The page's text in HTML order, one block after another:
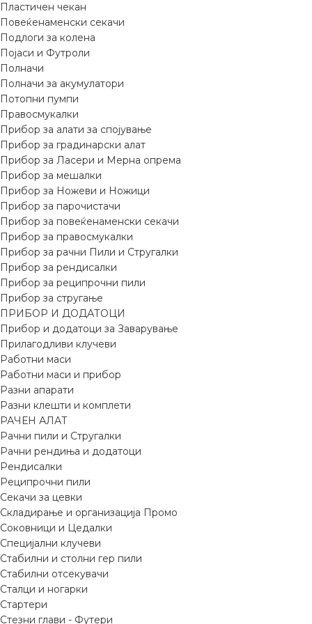
Пластичен чекан
Повеќенаменски секачи
Подлоги за колена
Појаси и Футроли
Полначи
Полначи за акумулатори
Потопни пумпи
Правосмукалки
Прибор за алати за спојување
Прибор за градинарски алат
Прибор за Ласери и Мерна опрема
Прибор за мешалки
Прибор за Ножеви и Ножици
Прибор за парочистачи
Прибор за повеќенаменски секачи
Прибор за правосмукалки
Прибор за рачни Пили и Стругалки
Прибор за рендисалки
Прибор за реципрочни пили
Прибор за стругање
ПРИБОР И ДОДАТОЦИ
Прибор и додатоци за Заварување
Прилагодливи клучеви
Работни маси
Работни маси и прибор
Разни апарати
Разни клешти и комплети
РАЧЕН АЛАТ
Рачни пили и Стругалки
Рачни рендиња и додатоци
Рендисалки
Реципрочни пили
Секачи за цевки
Складирање и организација Промо
Соковници и Цедалки
Специјални клучеви
Стабилни и столни гер пили
Стабилни отсекувачи
Сталци и ногарки
Стартери
Стезни глави - Футери